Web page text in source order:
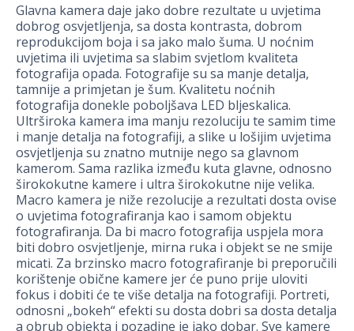
Glavna kamera daje jako dobre rezultate u uvjetima
dobrog osvjetljenja, sa dosta kontrasta, dobrom
reprodukcijom boja i sa jako malo šuma. U noćnim
uvjetima ili uvjetima sa slabim svjetlom kvaliteta
fotografija opada. Fotografije su sa manje detalja,
tamnije a primjetan je šum. Kvalitetu noćnih
fotografija donekle poboljšava LED bljeskalica.
Ultrširoka kamera ima manju rezoluciju te samim time
i manje detalja na fotografiji, a slike u lošijim uvjetima
osvjetljenja su znatno mutnije nego sa glavnom
kamerom. Sama razlika između kuta glavne, odnosno
širokokutne kamere i ultra širokokutne nije velika.
Macro kamera je niže rezolucije a rezultati dosta ovise
o uvjetima fotografiranja kao i samom objektu
fotografiranja. Da bi macro fotografija uspjela mora
biti dobro osvjetljenje, mirna ruka i objekt se ne smije
micati. Za brzinsko macro fotografiranje bi preporučili
korištenje obične kamere jer će puno prije uloviti
fokus i dobiti će te više detalja na fotografiji. Portreti,
odnosni „bokeh“ efekti su dosta dobri sa dosta detalja
a obrub objekta i pozadine je jako dobar. Sve kamere